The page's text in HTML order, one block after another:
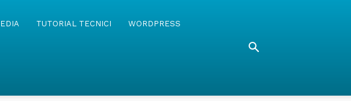
TUTORIAL TECNICI WORDPRESS